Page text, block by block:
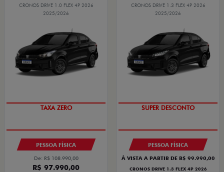
CRONOS DRIVE 1.0 FLEX 4P 2026
2025/2026
COM USADO NA TROCA
PESSOA FÍSICA
De: R$ 108.990,00
R$ 97.990,00
CRONOS DRIVE 1.3 FLEX 4P 2026
2025/2026
BÔNUS DE ATÉ R$ 14 MIL
PESSOA FÍSICA
À VISTA A PARTIR DE R$ 99.990,00
CRONOS DRIVE 1.3 FLEX 4P 2026